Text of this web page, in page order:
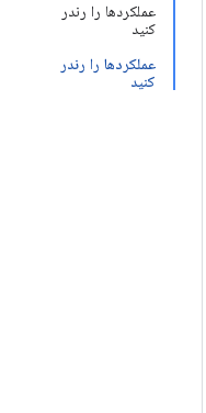
عملکردها را رندر
کنید
عملکردها را رندر
کنید